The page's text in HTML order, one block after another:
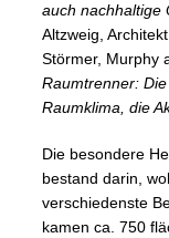
auch nachhaltige
Altzweig,
Störmer, Murphy
Raumtrenner:
Raumklima, die
Die besondere
bestand darin,
verschiedenste
kamen ca. 750